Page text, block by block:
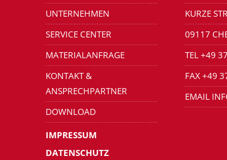
UNTERNEHMEN
SERVICE CENTER
MATERIALANFRAGE
KONTAKT &
ANSPRECHPARTNER
DOWNLOAD
IMPRESSUM
DATENSCHUTZ
KURZE
09117
TEL +49
FAX +49
EMAIL